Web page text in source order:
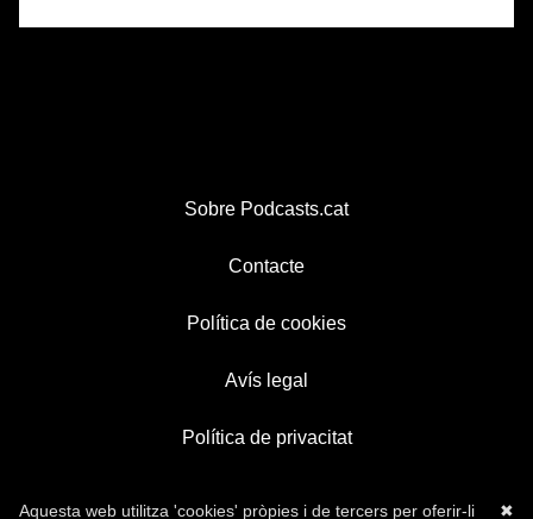
Sobre Podcasts.cat
Contacte
Política de cookies
Avís legal
Política de privacitat
✖
Aquesta web utilitza 'cookies' pròpies i de tercers per oferir-li